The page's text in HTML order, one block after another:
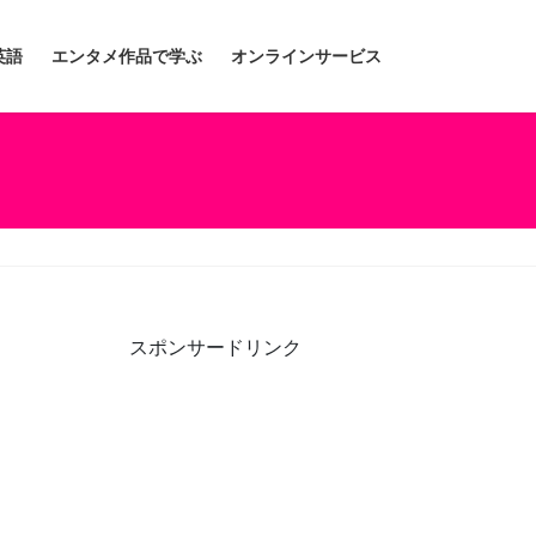
語 エンタメ作品で学ぶ オンラインサービス
スポンサードリンク